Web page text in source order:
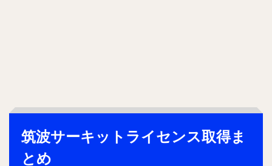
筑波サーキットライセンス取得ま
とめ